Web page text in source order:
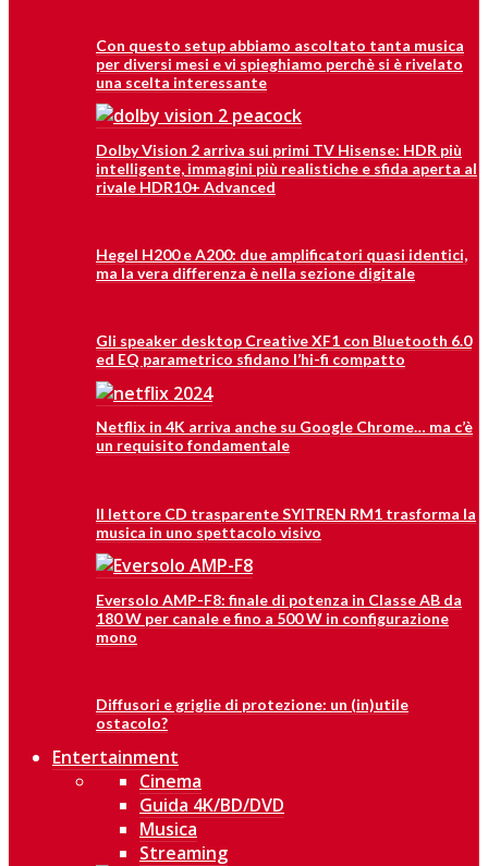
Con questo setup abbiamo ascoltato tanta musica
per diversi mesi e vi spieghiamo perchè si è rivelato
una scelta interessante
Dolby Vision 2 arriva sui primi TV Hisense: HDR più
intelligente, immagini più realistiche e sfida aperta al
rivale HDR10+ Advanced
Hegel H200 e A200: due amplificatori quasi identici,
ma la vera differenza è nella sezione digitale
Gli speaker desktop Creative XF1 con Bluetooth 6.0
ed EQ parametrico sfidano l’hi-fi compatto
Netflix in 4K arriva anche su Google Chrome… ma c’è
un requisito fondamentale
Il lettore CD trasparente SYITREN RM1 trasforma la
musica in uno spettacolo visivo
Eversolo AMP-F8: finale di potenza in Classe AB da
180 W per canale e fino a 500 W in configurazione
mono
Diffusori e griglie di protezione: un (in)utile
ostacolo?
Entertainment
Cinema
Guida 4K/BD/DVD
Musica
Streaming